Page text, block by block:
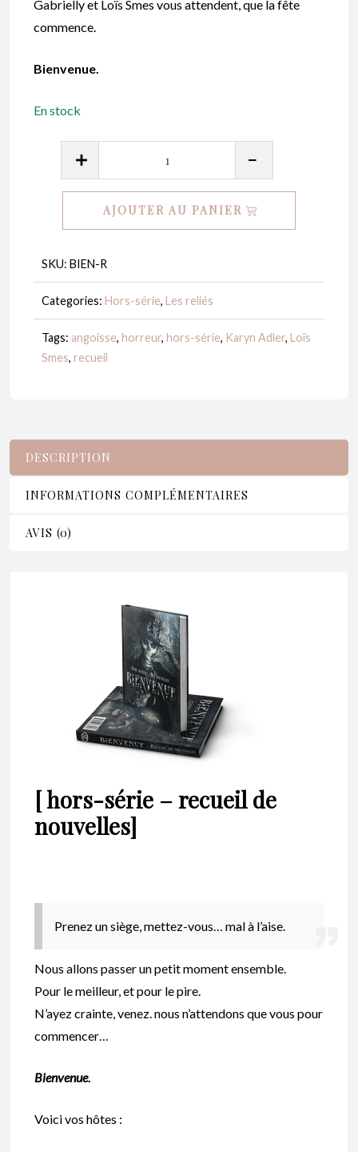
Gabrielly et Loïs Smes vous attendent, que la fête
commence.
Bienvenue.
En stock
Bienvenue
-
l'angoisse
-
Relié
AJOUTER AU PANIER
SKU: BIEN-R
Categories: Hors-série, Les reliés
Tags: angoisse, horreur, hors-série, Karyn Adler, Loïs
Smes, recueil
DESCRIPTION
INFORMATIONS COMPLÉMENTAIRES
AVIS (0)
[ hors-série – recueil de
nouvelles]
Prenez un siège, mettez-vous… mal à l’aise.
Nous allons passer un petit moment ensemble.
Pour le meilleur, et pour le pire.
N’ayez crainte, venez. nous n’attendons que vous pour
commencer…
Bienvenue.
Voici vos hôtes :